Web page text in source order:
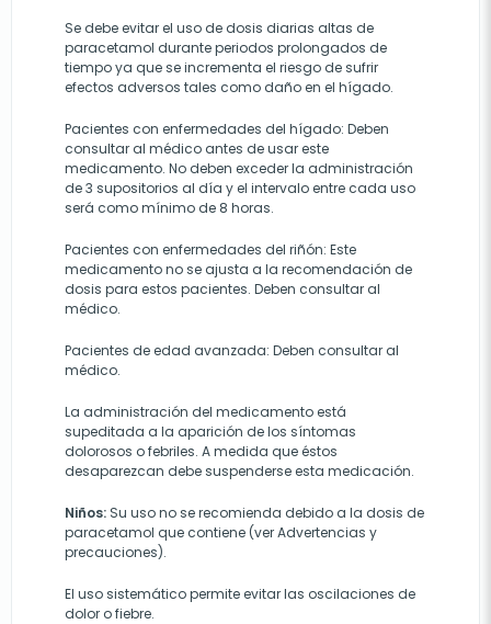
Se debe evitar el uso de dosis diarias altas de
paracetamol durante periodos prolongados de
tiempo ya que se incrementa el riesgo de sufrir
efectos adversos tales como daño en el hígado.
Pacientes con enfermedades del hígado: Deben
consultar al médico antes de usar este
medicamento. No deben exceder la administración
de 3 supositorios al día y el intervalo entre cada uso
será como mínimo de 8 horas.
Pacientes con enfermedades del riñón: Este
medicamento no se ajusta a la recomendación de
dosis para estos pacientes. Deben consultar al
médico.
Pacientes de edad avanzada: Deben consultar al
médico.
La administración del medicamento está
supeditada a la aparición de los síntomas
dolorosos o febriles. A medida que éstos
desaparezcan debe suspenderse esta medicación.
Niños: Su uso no se recomienda debido a la dosis de
paracetamol que contiene (ver Advertencias y
precauciones).
El uso sistemático permite evitar las oscilaciones de
dolor o fiebre.